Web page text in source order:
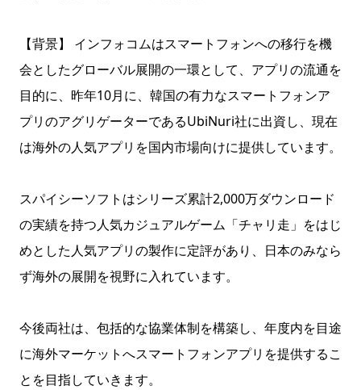
【背景】 インフォコムはスマートフォンへの移行を機
会としたグローバル展開の一環として、アプリの流通を
目的に、昨年10月に、韓国の有力なスマートフォンア
プリのアグリゲーターであるUbiNuri社に出資し、現在
は海外の人気アプリを国内市場向けに提供しています。
スパイシーソフトはシリーズ累計2,000万ダウンロード
の実績を持つ人気カジュアルゲーム「チャリ走」をはじ
めとした人気アプリの製作に定評があり、日本のみなら
ず海外の展開を視野に入れています。
今後両社は、包括的な協業体制を構築し、年度内を目途
に海外マーケットへスマートフォンアプリを提供するこ
とを目指していきます。